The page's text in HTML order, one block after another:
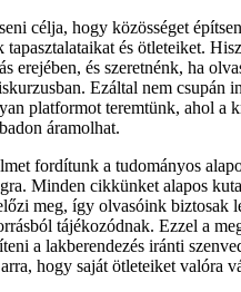
célja, hogy közösséget
tapasztalataikat és ötleteiket.
erejében, és szeretnénk, ha
Ezáltal nem csupán
platformot teremtünk, ahol a
áramolhat.
fordítunk a tudományos
Minden cikkünket alapos
meg, így olvasóink biztosak
tájékozódnak. Ezzel a
a lakberendezés iránti
hogy saját ötleteiket valóra